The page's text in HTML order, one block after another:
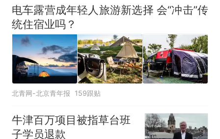
电车露营成年轻人旅游新选择 会“冲击”传
统住宿业吗？
北青网-北京青年报 159跟贴
牛津百万项目被指草台班
子学员退款